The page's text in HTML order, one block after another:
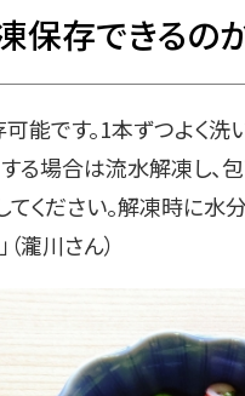
保存できるの
可能です。1本ずつよく
する場合は流水解凍し
てください。解凍時に
瀧川さん）